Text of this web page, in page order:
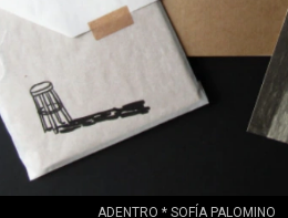
ADENTRO * SOFÍA PALOMINO